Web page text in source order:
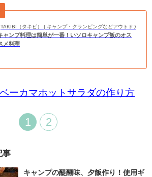
TAKIBI（タキビ） | キャンプ・グランピングなどアウトドアの総
ャンプ料理は簡単が一番！いソロキャンプ飯のオス
メ料理
ーカマホットサラダの作り方
1 2
事
キャンプの醍醐味、夕飯作り！使用ギ